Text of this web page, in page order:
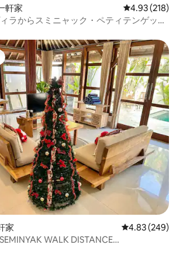
軒家 レビュー218
4.93 (218)
ラからスミニャック・ペティテンゲット
家 レビュー249
4.83 (249)
WALK DISTANCE